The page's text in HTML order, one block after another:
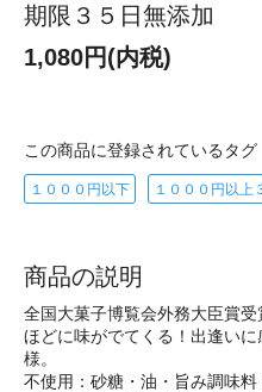
期限３５日無添加
1,080円(内税)
この商品に登録されているタグ
１０００円以下 １０００円以上
商品の説明
全国大菓子博覧会外務大臣賞
ほどに味がでてくる！出逢い
不使用：砂糖・油・旨み調味料